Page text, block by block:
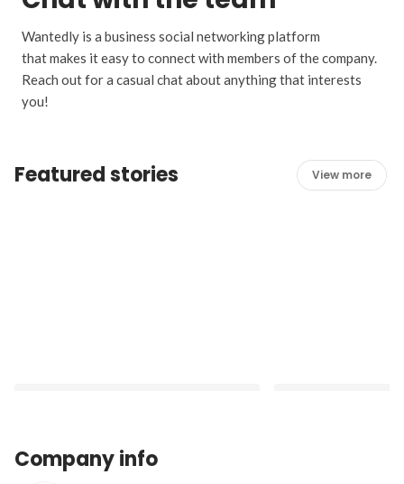
Wantedly is a business social networking platform
that makes it easy to connect with members of the company.
Reach out for a casual chat about anything that interests
you!
Featured stories View more
Company info